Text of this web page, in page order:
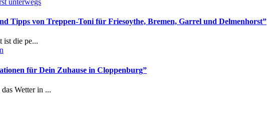
Tipps von Treppen-Toni für Friesoythe, Bremen, Garrel und Delmenhorst”
ist die pe...
für Dein Zuhause in Cloppenburg”
Wetter in ...